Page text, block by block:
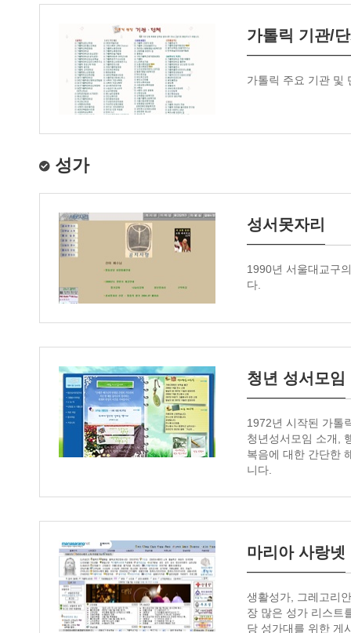
가톨릭 기관/
가톨릭 주요 기관 및
성가
성서못자리
1990년 서울대교구
다.
청년 성서모임
1972년 시작된 가톨
청년성서모임 소개,
복음에 대한 간단한
니다.
마리아 사랑넷
생활성가, 그레고리
장 많은 성가 리스트
당 성가대를 위한 게